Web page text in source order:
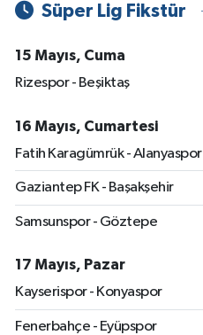
Süper Lig Fikstür
15 Mayıs, Cuma
Rizespor - Beşiktaş
16 Mayıs, Cumartesi
Fatih Karagümrük - Alanyaspor
Gaziantep FK - Başakşehir
Samsunspor - Göztepe
17 Mayıs, Pazar
Kayserispor - Konyaspor
Fenerbahçe - Eyüpspor